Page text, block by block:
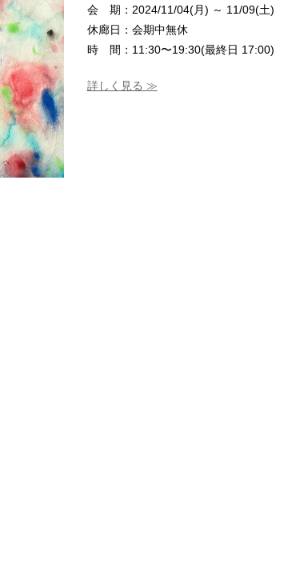
会 期：2024/11/04(月) ～ 11/09(土)
休廊日：会期中無休
時 間：11:30〜19:30(最終日 17:00)
詳しく見る ≫